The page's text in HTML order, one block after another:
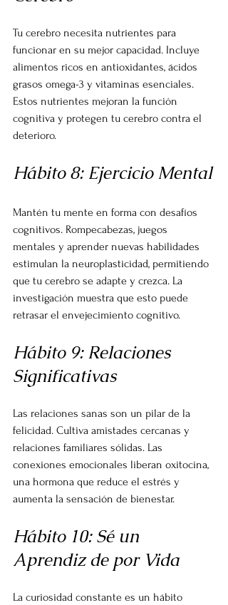
Tu cerebro necesita nutrientes para
funcionar en su mejor capacidad. Incluye
alimentos ricos en antioxidantes, ácidos
grasos omega-3 y vitaminas esenciales.
Estos nutrientes mejoran la función
cognitiva y protegen tu cerebro contra el
deterioro.
Hábito 8: Ejercicio Mental
Mantén tu mente en forma con desafíos
cognitivos. Rompecabezas, juegos
mentales y aprender nuevas habilidades
estimulan la neuroplasticidad, permitiendo
que tu cerebro se adapte y crezca. La
investigación muestra que esto puede
retrasar el envejecimiento cognitivo.
Hábito 9: Relaciones
Significativas
Las relaciones sanas son un pilar de la
felicidad. Cultiva amistades cercanas y
relaciones familiares sólidas. Las
conexiones emocionales liberan oxitocina,
una hormona que reduce el estrés y
aumenta la sensación de bienestar.
Hábito 10: Sé un
Aprendiz de por Vida
La curiosidad constante es un hábito